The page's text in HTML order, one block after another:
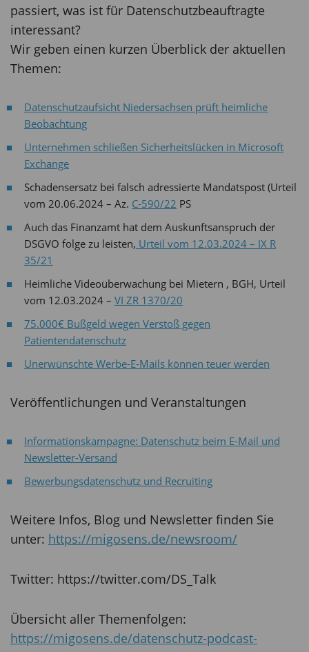
passiert, was ist für Datenschutzbeauftragte
interessant?
Wir geben einen kurzen Überblick der aktuellen
Themen:
Datenschutzaufsicht Niedersachsen prüft heimliche
Beobachtung
Unternehmen schließen Sicherheitslücken in Microsoft
Exchange
Schadensersatz bei falsch adressierte Mandatspost (Urteil
vom 20.06.2024 – Az. C-590/22 PS
Auch das Finanzamt hat dem Auskunftsanspruch der
DSGVO folge zu leisten, Urteil vom 12.03.2024 – IX R
35/21
Heimliche Videoüberwachung bei Mietern , BGH, Urteil
vom 12.03.2024 – VI ZR 1370/20
75.000€ Bußgeld wegen Verstoß gegen
Patientendatenschutz
Unerwünschte Werbe-E-Mails können teuer werden
Veröffentlichungen und Veranstaltungen
Informationskampagne: Datenschutz beim E-Mail und
Newsletter-Versand
Bewerbungsdatenschutz und Recruiting
Weitere Infos, Blog und Newsletter finden Sie
unter: https://migosens.de/newsroom/
Twitter: https://twitter.com/DS_Talk
Übersicht aller Themenfolgen:
https://migosens.de/datenschutz-podcast-